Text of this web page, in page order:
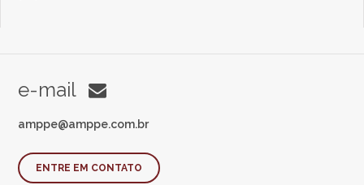
e-mail
amppe@amppe.com.br
ENTRE EM CONTATO